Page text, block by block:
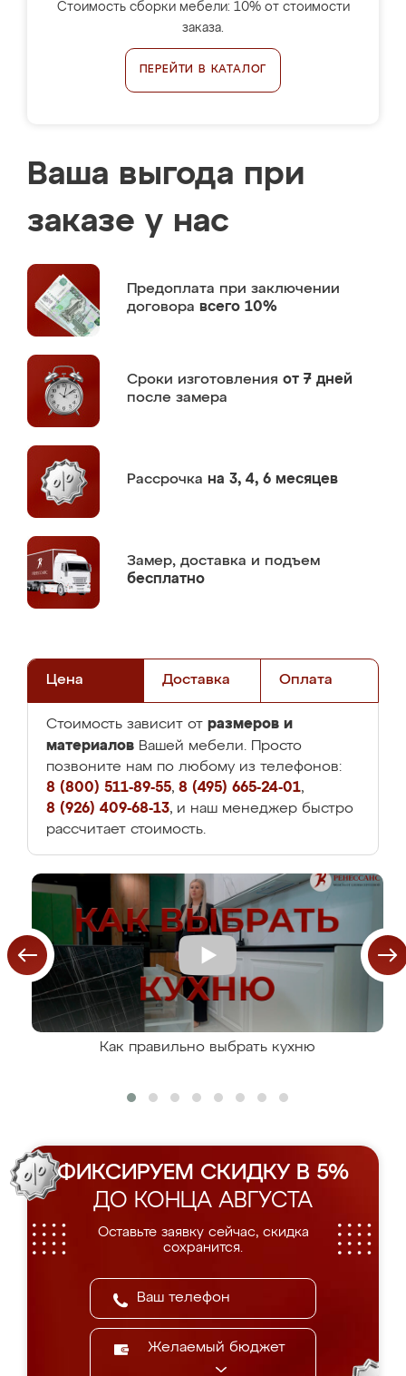
Стоимость сборки мебели: 10% от стоимости
заказа.
ПЕРЕЙТИ В КАТАЛОГ
Ваша выгода при
заказе у нас
Предоплата при заключении
договора всего 10%
Сроки изготовления от 7 дней
после замера
Рассрочка на 3, 4, 6 месяцев
Замер, доставка и подъем
бесплатно
Цена Доставка Оплата
Стоимость зависит от размеров и
материалов Вашей мебели. Просто
позвоните нам по любому из телефонов:
8 (800) 511-89-55, 8 (495) 665-24-01,
8 (926) 409-68-13, и наш менеджер быстро
рассчитает стоимость.
Как правильно выбрать кухню
ФИКСИРУЕМ СКИДКУ В 5%
ДО КОНЦА АВГУСТА
Оставьте заявку сейчас, скидка
сохранится.
Желаемый бюджет